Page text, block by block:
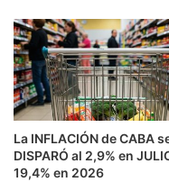
La INFLACIÓN de CABA
DISPARÓ al 2,9% en
19,4% en 2026